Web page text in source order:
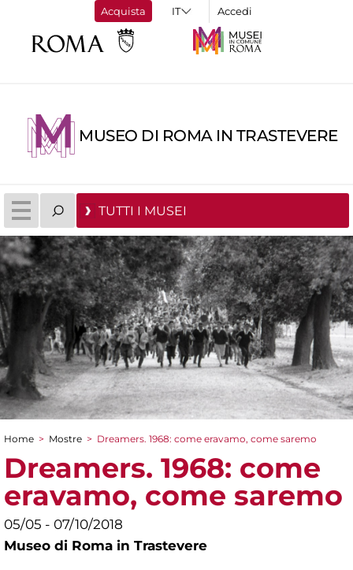
Acquista Accedi
MUSEO DI ROMA IN TRASTEVERE
TUTTI I MUSEI
Tu sei qui
Home > Mostre > Dreamers. 1968: come eravamo, come saremo
Dreamers. 1968: come
eravamo, come saremo
05/05 - 07/10/2018
Museo di Roma in Trastevere